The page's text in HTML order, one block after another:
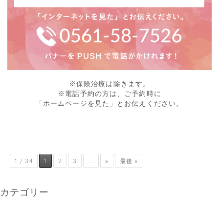
※保険治療は除きます。
※電話予約の方は、ご予約時に
「ホームページを見た」とお伝えください。
1 / 34 1 2 3 » 最後 »
カテゴリー